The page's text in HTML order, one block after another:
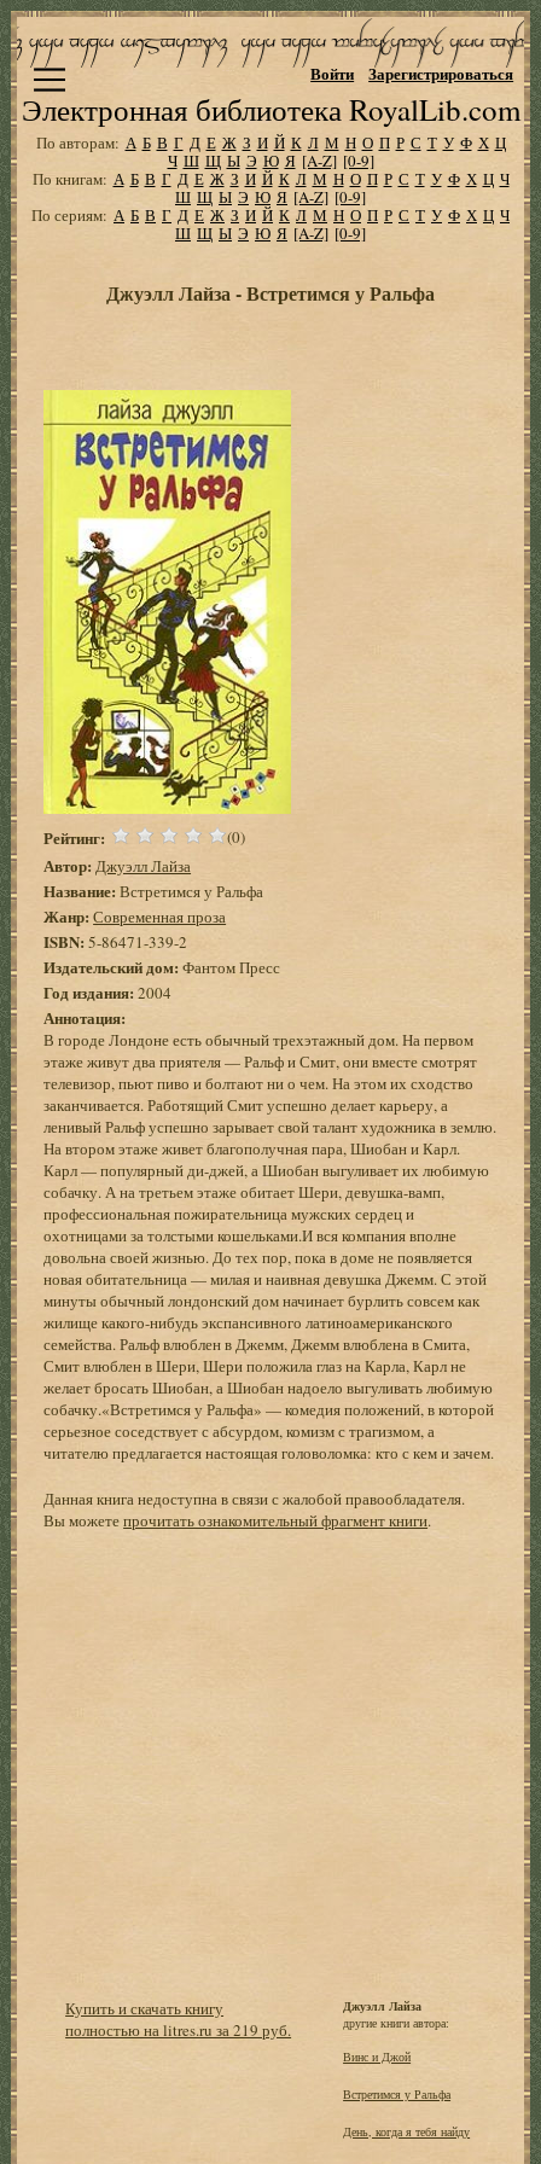
Электронная библиотека RoyalLib.com
Войти Зарегистрироваться
По авторам: А Б В Г Д Е Ж З И Й К Л М Н О П Р С Т У Ф Х Ц
Ч Ш Щ Ы Э Ю Я [A-Z] [0-9]
По книгам: А Б В Г Д Е Ж З И Й К Л М Н О П Р С Т У Ф Х Ц Ч
Ш Щ Ы Э Ю Я [A-Z] [0-9]
По сериям: А Б В Г Д Е Ж З И Й К Л М Н О П Р С Т У Ф Х Ц Ч
Ш Щ Ы Э Ю Я [A-Z] [0-9]
Джуэлл Лайза - Встретимся у Ральфа
Рейтинг: (0)
Автор: Джуэлл Лайза
Название: Встретимся у Ральфа
Жанр: Современная проза
ISBN:5-86471-339-2
Издательский дом: Фантом Пресс
Год издания: 2004
Аннотация:
В городе Лондоне есть обычный трехэтажный дом. На первом
этаже живут два приятеля — Ральф и Смит, они вместе смотрят
телевизор, пьют пиво и болтают ни о чем. На этом их сходство
заканчивается. Работящий Смит успешно делает карьеру, а
ленивый Ральф успешно зарывает свой талант художника в землю.
На втором этаже живет благополучная пара, Шиобан и Карл.
Карл — популярный ди-джей, а Шиобан выгуливает их любимую
собачку. А на третьем этаже обитает Шери, девушка-вамп,
профессиональная пожирательница мужских сердец и
охотницами за толстыми кошельками.И вся компания вполне
довольна своей жизнью. До тех пор, пока в доме не появляется
новая обитательница — милая и наивная девушка Джемм. С этой
минуты обычный лондонский дом начинает бурлить совсем как
жилище какого-нибудь экспансивного латиноамериканского
семейства. Ральф влюблен в Джемм, Джемм влюблена в Смита,
Смит влюблен в Шери, Шери положила глаз на Карла, Карл не
желает бросать Шиобан, а Шиобан надоело выгуливать любимую
собачку.«Встретимся у Ральфа» — комедия положений, в которой
серьезное соседствует с абсурдом, комизм с трагизмом, а
читателю предлагается настоящая головоломка: кто с кем и зачем.
Данная книга недоступна в связи с жалобой правообладателя.
Вы можетепрочитать ознакомительный фрагмент книги.
Купить и скачать книгу
полностью на litres.ru за 219 руб.
Джуэлл Лайза
другие книги автора:
Винс и Джой
Встретимся у Ральфа
День, когда я тебя найду